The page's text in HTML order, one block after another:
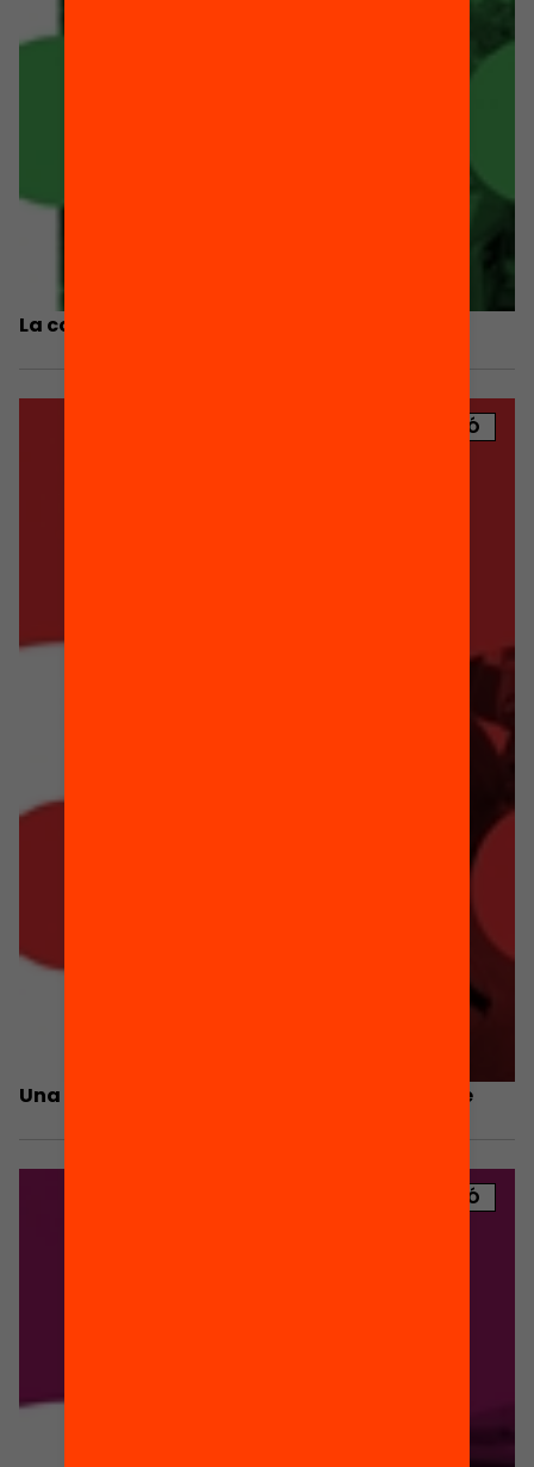
La comunicació del projecte de centre
PUBLICACIÓ
Una organització basada en l’aprenentatge
PUBLICACIÓ